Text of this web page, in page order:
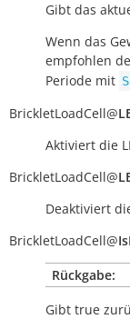
Gibt das
Wenn das
empfohlen
Periode mit
BrickletLoadCell@
Aktiviert die
BrickletLoadCell@
Deaktiviert
BrickletLoadCell@
Rückgabe:
Gibt true